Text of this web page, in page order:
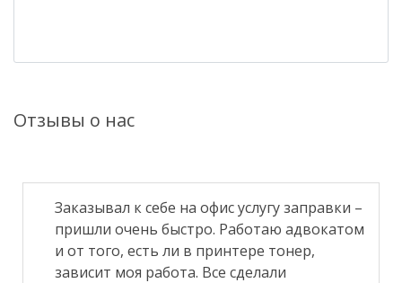
Отзывы о нас
Заказывал к себе на офис услугу заправки –
пришли очень быстро. Работаю адвокатом
и от того, есть ли в принтере тонер,
зависит моя работа. Все сделали